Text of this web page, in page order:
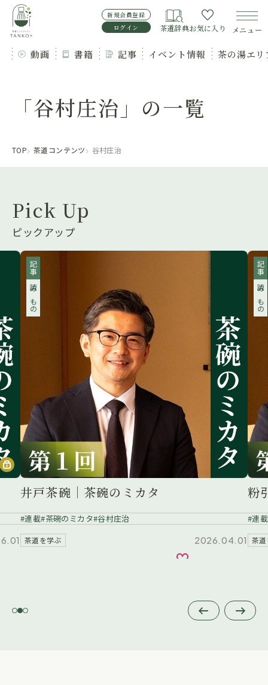
新規会員登録
ログイン
茶道辞典お気に入り メニュー
動画 書籍 記事 イベント情報 茶の湯エ
「谷村庄治」の一覧
TOP 茶道コンテンツ 谷村庄治
Pick Up
ピックアップ
記事
読みもの
井戸茶碗｜茶碗のミカタ
連載 茶碗のミカタ 谷村庄治
茶道を学ぶ 2026.04.01
お気に入り
記事
読みもの
粉
連載
茶
前へ 次へ